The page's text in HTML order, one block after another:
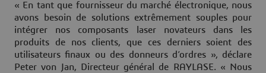
« En tant que fournisseur du marché électronique, nous
avons besoin de solutions extrêmement souples pour
intégrer nos composants laser novateurs dans les
produits de nos clients, que ces derniers soient des
utilisateurs finaux ou des donneurs d’ordres », déclare
Peter von Jan, Directeur général de RAYLASE. « Nous